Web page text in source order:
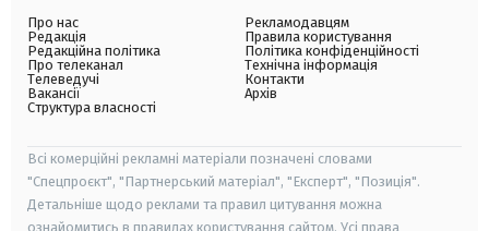
Про нас
Редакція
Редакційна політика
Про телеканал
Телеведучі
Вакансії
Структура власності
Рекламодавцям
Правила користування
Політика конфіденційності
Технічна інформація
Контакти
Архів
Всі комерційні рекламні матеріали позначені словами
"Спецпроєкт", "Партнерський матеріал", "Експерт", "Позиція".
Детальніше щодо реклами та правил цитування можна
ознайомитись в правилах користування сайтом. Усі права